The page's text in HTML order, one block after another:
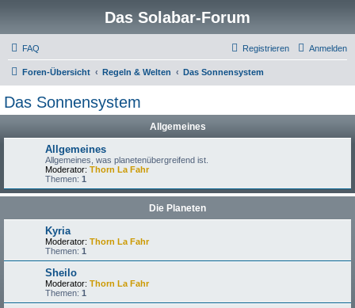
Das Solabar-Forum
FAQ Anmelden
Registrieren
Foren-Übersicht Regeln & Welten Das Sonnensystem
Das Sonnensystem
Allgemeines
Allgemeines
Allgemeines, was planetenübergreifend ist.
Moderator: Thorn La Fahr
Themen: 1
Die Planeten
Kyria
Moderator: Thorn La Fahr
Themen: 1
Sheilo
Moderator: Thorn La Fahr
Themen: 1